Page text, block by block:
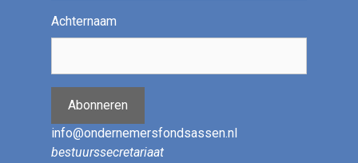
Achternaam
Abonneren
info@ondernemersfondsassen.nl
bestuurssecretariaat